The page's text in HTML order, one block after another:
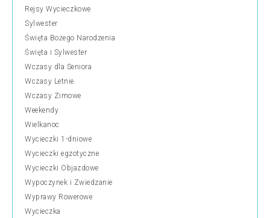
Rejsy Wycieczkowe
Sylwester
Święta Bożego Narodzenia
Święta i Sylwester
Wczasy dla Seniora
Wczasy Letnie
Wczasy Zimowe
Weekendy
Wielkanoc
Wycieczki 1-dniowe
Wycieczki egzotyczne
Wycieczki Objazdowe
Wypoczynek i Zwiedzanie
Wyprawy Rowerowe
Wycieczka